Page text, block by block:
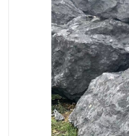
黄蜡石
人物雕塑
石雕狮子